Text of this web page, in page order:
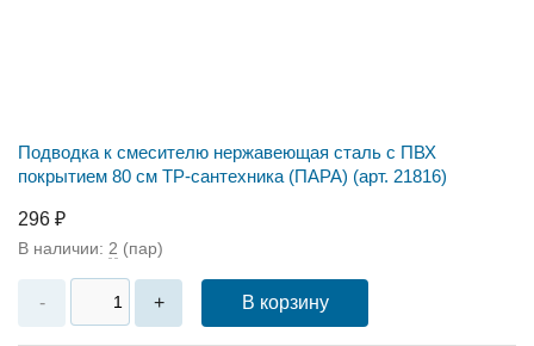
Подводка к смесителю нержавеющая сталь с ПВХ
покрытием 80 см ТР-сантехника (ПАРА) (арт. 21816)
296 ₽
В наличии: 2 (пар)
- + В корзину